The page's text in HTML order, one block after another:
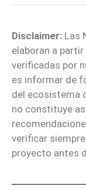
Disclaimer: Las
elaboran a
verificadas por
es informar de
del ecosistema
no constituye
verificar
proyecto antes